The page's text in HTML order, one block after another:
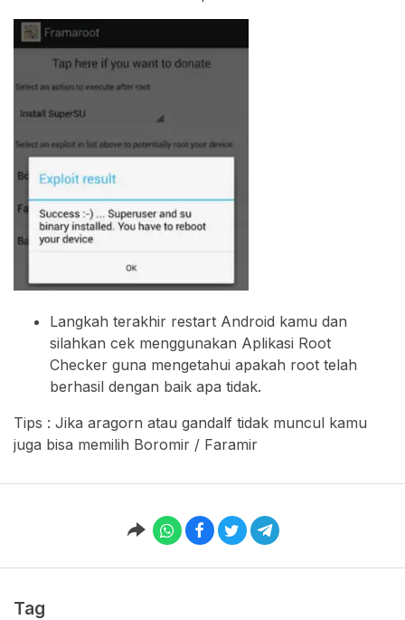
Langkah terakhir restart Android kamu dan
silahkan cek menggunakan Aplikasi Root
Checker guna mengetahui apakah root telah
berhasil dengan baik apa tidak.
Tips : Jika aragorn atau gandalf tidak muncul kamu
juga bisa memilih Boromir / Faramir
Tag